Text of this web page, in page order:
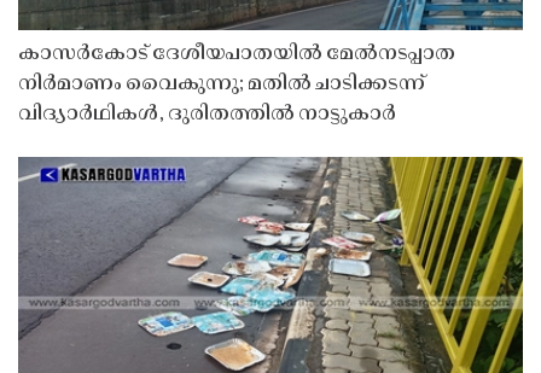
കാസർകോട് ദേശീയപാതയിൽ മേൽനടപ്പാത
നിർമാണം വൈകുന്നു; മതിൽ ചാടിക്കടന്ന്
വിദ്യാർഥികൾ, ദുരിതത്തിൽ നാട്ടുകാർ